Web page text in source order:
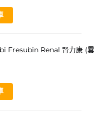
Fresubin Renal 腎力康 (雲